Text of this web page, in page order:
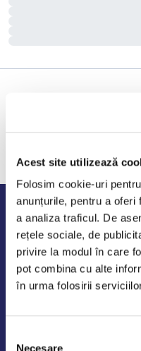
Acest site utilizează
Folosim cookie-uri
anunțurile, pentru a oferi
a analiza traficul. De
rețele sociale, de
privire la modul în care
pot combina cu alte
în urma folosirii
Necesare
Program de
Luni - Vineri: 09:00-18:00
Sambata - Duminica: